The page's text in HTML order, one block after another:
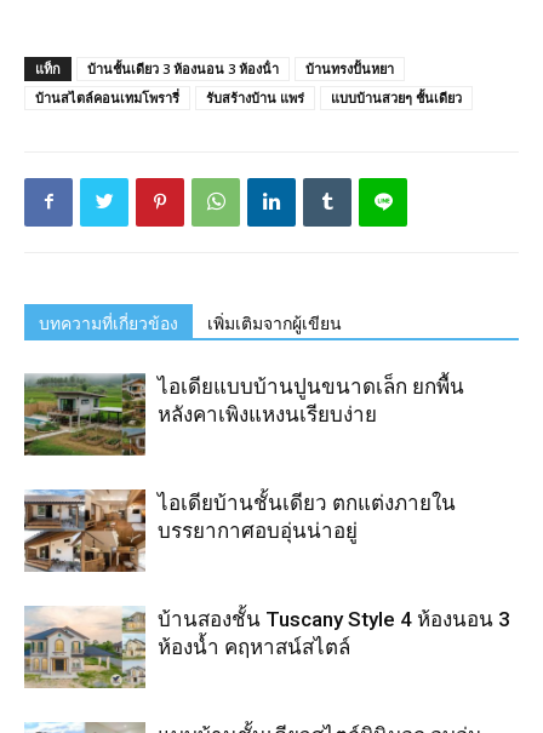
แท็ก บ้านชั้นเดียว 3 ห้องนอน 3 ห้องน้ํา
บ้านทรงปั้นหยา
บ้านสไตล์คอนเทมโพรารี่
รับสร้างบ้าน แพร่ แบบบ้านสวยๆ ชั้นเดียว
บทความที่เกี่ยวข้อง เพิ่มเติมจากผู้เขียน
ไอเดียแบบบ้านปูนขนาดเล็ก ยกพื้น
หลังคาเพิงแหงนเรียบง่าย
ไอเดียบ้านชั้นเดียว ตกแต่งภายใน
บรรยากาศอบอุ่นน่าอยู่
บ้านสองชั้น Tuscany Style 4 ห้องนอน 3
ห้องน้ำ คฤหาสน์สไตล์